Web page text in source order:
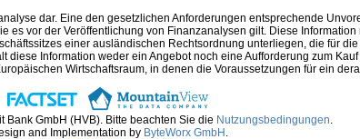
dar. Eine den gesetzlichen Anforderungen entsprechende
es vor der Veröffentlichung von Finanzanalysen gilt. Diese
einer ausländischen Rechtsordnung unterliegen, die für
Information weder ein Angebot noch eine Aufforderung zum
Wirtschaftsraum, in denen die Voraussetzungen für ein
GmbH (HVB). Bitte beachten Sie die Nutzungsbedingungen
and Implementation by ByteWorx GmbH